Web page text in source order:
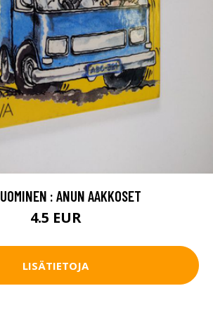
: ANUN AAKKOSET
4.5 EUR
LISÄTIETOJA